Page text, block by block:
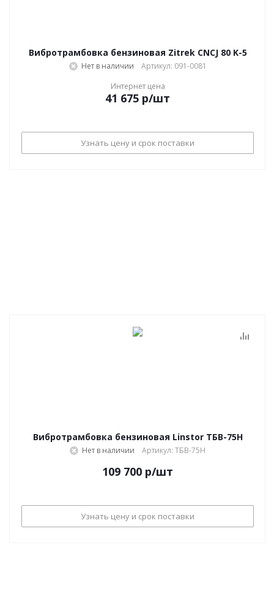
Вибротрамбовка бензиновая Zitrek CNCJ 80 K-5
Нет в наличии
Артикул: 091-0081
Интернет цена
41 675 р/шт
Узнать цену и срок поставки
Вибротрамбовка бензиновая Linstor ТБВ-75H
Нет в наличии Артикул: ТБВ-75H
109 700 р/шт
Узнать цену и срок поставки